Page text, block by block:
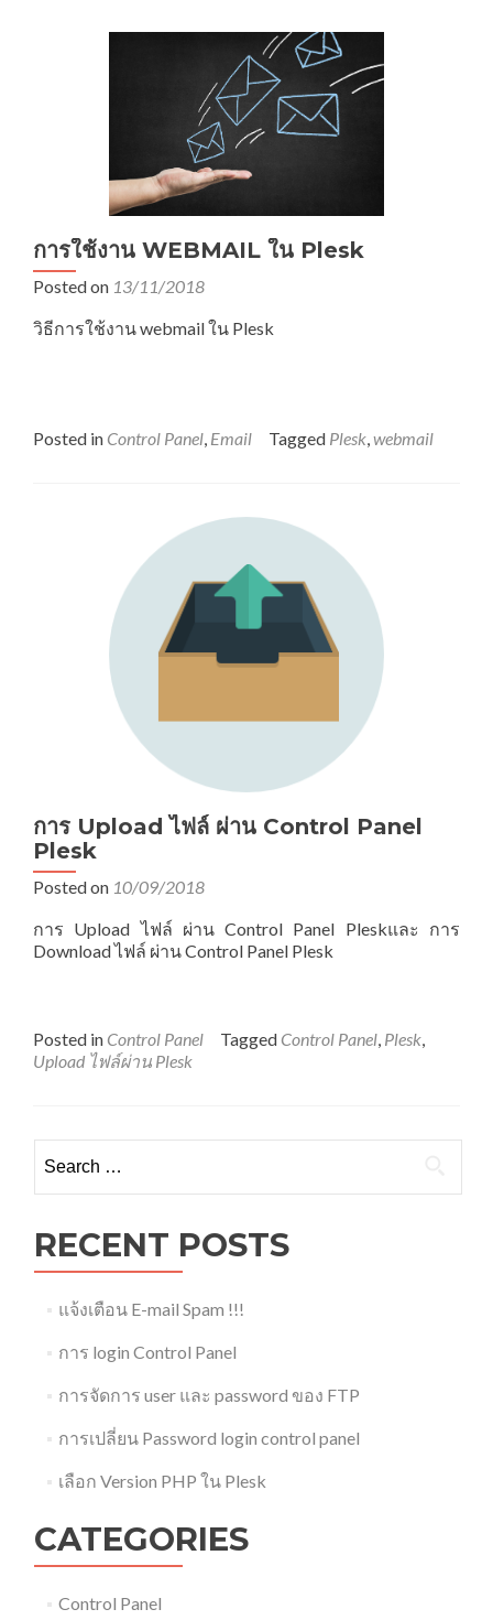
การใช้งาน WEBMAIL ใน Plesk
Posted on 13/11/2018
วิธีการใช้งาน webmail ใน Plesk
Posted in Control Panel Email Tagged Plesk webmail
การ Upload ไฟล์ ผ่าน Control Panel
Plesk
Posted on 10/09/2018
การ Upload ไฟล์ ผ่าน Control Panel Pleskและ การ
Download ไฟล์ ผ่าน Control Panel Plesk
Posted in Control Panel Tagged Control Panel Plesk
Upload ไฟล์ผ่าน Plesk
for:
RECENT POSTS
แจ้งเตือน E-mail Spam !!!
การ login Control Panel
การจัดการ user และ password ของ FTP
การเปลี่ยน Password login control panel
เลือก Version PHP ใน Plesk
CATEGORIES
Control Panel